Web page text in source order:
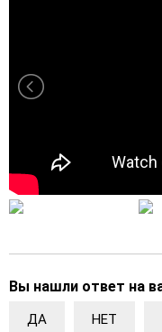
Вы нашли ответ на
ДА НЕТ